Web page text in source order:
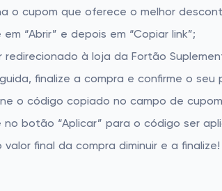
o cupom que oferece o melhor
em “Abrir” e depois em “Copiar link”;
redirecionado à loja da Fortão
finalize a compra e confirme o seu
o código copiado no campo de
no botão “Aplicar” para o código ser
valor final da compra diminuir e a finalize!